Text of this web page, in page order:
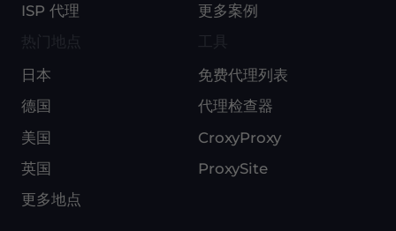
ISP 代理
更多案例
日本
德国
美国
英国
更多地点
免费代理列表
代理检查器
CroxyProxy
ProxySite